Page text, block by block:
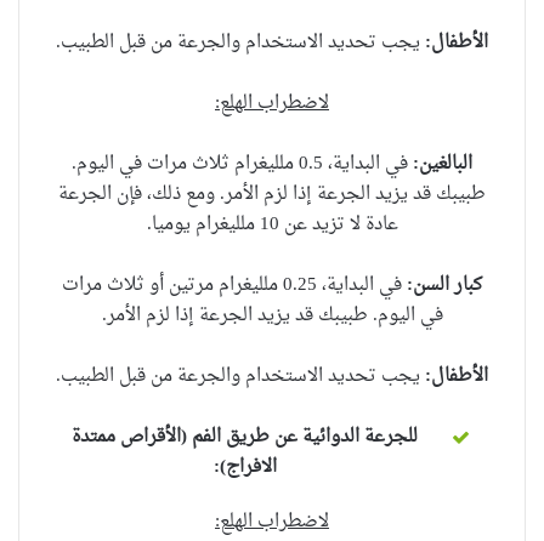
الأطفال: يجب تحديد الاستخدام والجرعة من قبل الطبيب.
لاضطراب الهلع:
البالغين:في البداية
، 0.5 ملليغرام ثلاث مرات في اليوم.
طبيبك قد يزيد الجرعة إذا لزم الأمر.ومع ذلك، فإن الجرعة
عادةلا تزيد عن
كبار السن:في البداية،0.25ملليغراممرتين أو ثلاث مرات
في اليوم. طبيبك قد يزيد الجرعة إذا لزم الأمر.
الأطفال: يجب تحديد الاستخدام والجرعة من قبل الطبيب.
للجرعة الدوائية عن طريق الفم (الأقراص ممتدة
الافراج):
لاضطراب الهلع: